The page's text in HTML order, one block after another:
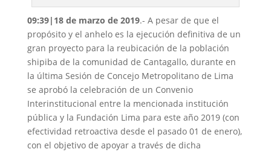
09:39|18 de marzo de 2019.- A pesar de que el
propósito y el anhelo es la ejecución definitiva de un
gran proyecto para la reubicación de la población
shipiba de la comunidad de Cantagallo, durante en
la última Sesión de Concejo Metropolitano de Lima
se aprobó la celebración de un Convenio
Interinstitucional entre la mencionada institución
pública y la Fundación Lima para este año 2019 (con
efectividad retroactiva desde el pasado 01 de enero),
con el objetivo de apoyar a través de dicha